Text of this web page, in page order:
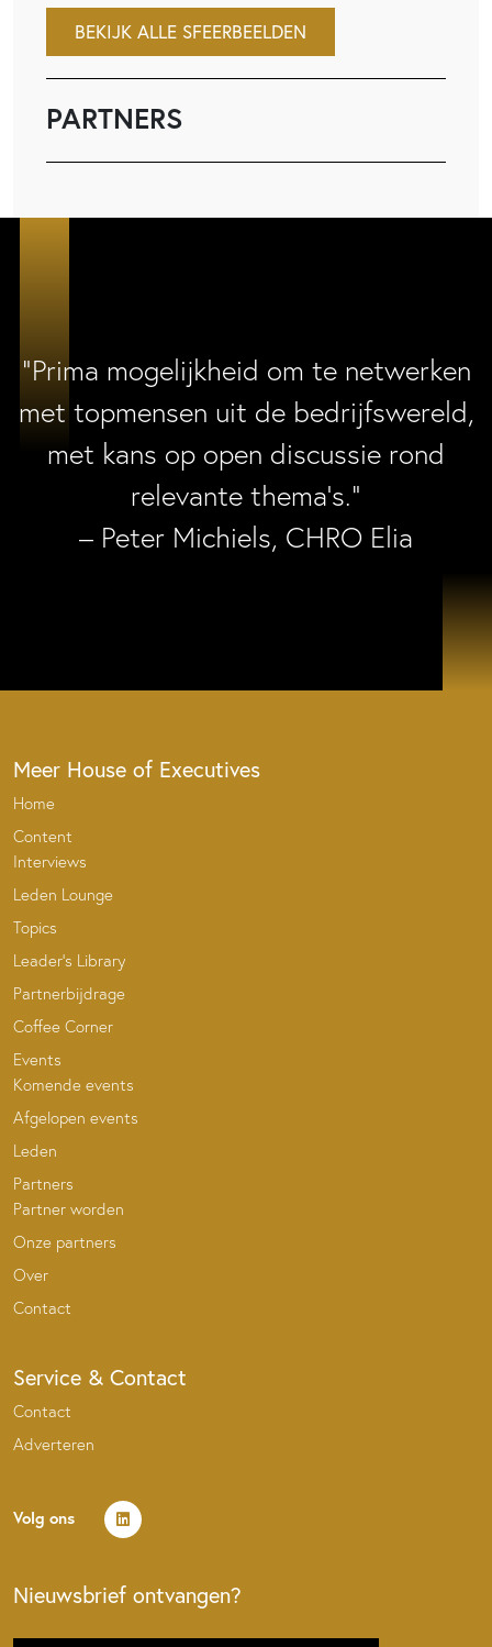
BEKIJK ALLE SFEERBEELDEN
PARTNERS
“Prima mogelijkheid om te netwerken
met topmensen uit de bedrijfswereld,
met kans op open discussie rond
relevante thema’s.”
– Peter Michiels, CHRO Elia
Meer House of Executives
Home
Content
Interviews
Leden Lounge
Topics
Leader’s Library
Partnerbijdrage
Coffee Corner
Events
Komende events
Afgelopen events
Leden
Partners
Partner worden
Onze partners
Over
Contact
Service & Contact
Contact
Adverteren
Volg ons
Nieuwsbrief ontvangen?